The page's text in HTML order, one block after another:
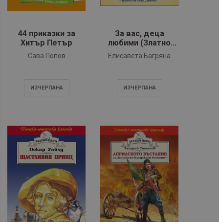
44 приказки за
Хитър Петър
Сава Попов
ИЗЧЕРПАНA
За вас, деца
любими (Златно
перо)
Елисавета Багряна
ИЗЧЕРПАНA